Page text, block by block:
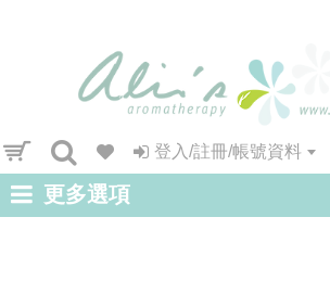
登入/註冊/帳號資料
更多選項